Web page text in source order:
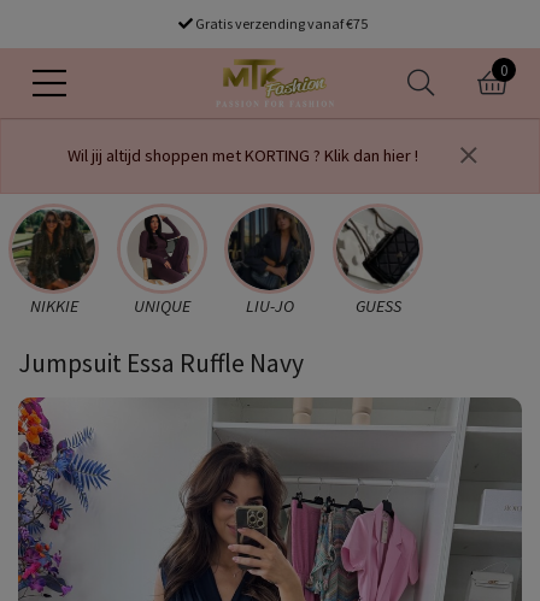
Gratis verzending vanaf €75
0
Wil jij altijd shoppen met KORTING ? Klik dan hier !
NIKKIE UNIQUE LIU-JO GUESS
Jumpsuit Essa Ruffle Navy